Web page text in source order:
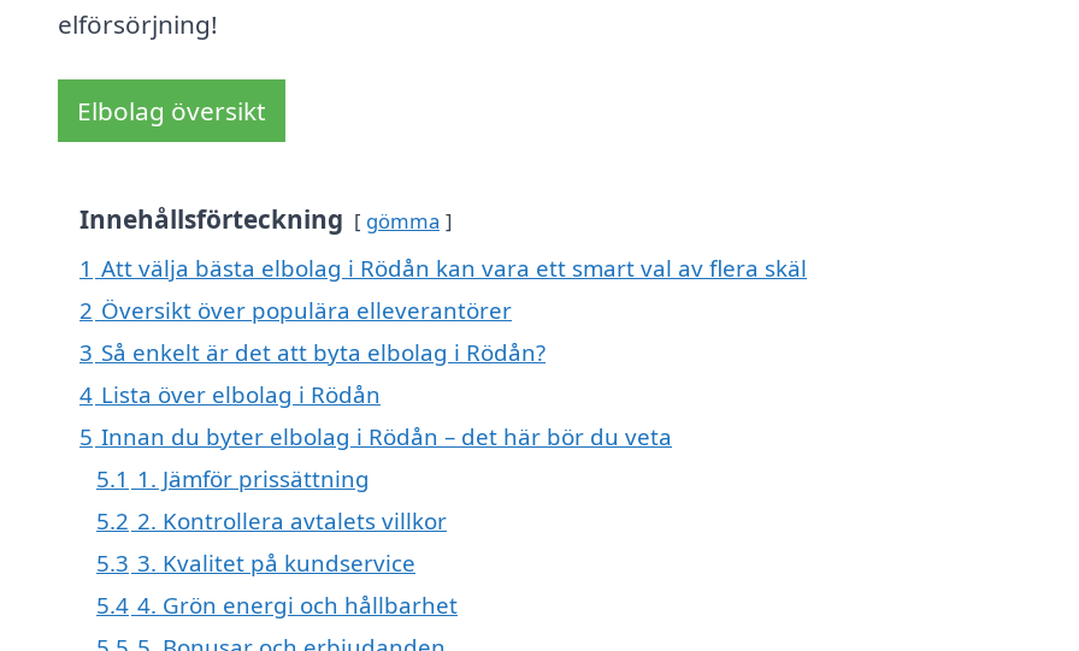
elförsörjning!
Elbolag översikt
Innehållsförteckning gömma
1 Att välja bästa elbolag i Rödån kan vara ett smart val av flera skäl
2 Översikt över populära elleverantörer
3 Så enkelt är det att byta elbolag i Rödån?
4 Lista över elbolag i Rödån
5 Innan du byter elbolag i Rödån – det här bör du veta
5.1 1. Jämför prissättning
5.2 2. Kontrollera avtalets villkor
5.3 3. Kvalitet på kundservice
5.4 4. Grön energi och hållbarhet